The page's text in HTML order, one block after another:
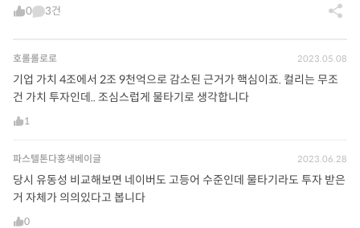
0 3건
호롤롤로로 2023.05.08
기업 가치 4조에서 2조 9천억으로 감소된 근거가 핵심이죠. 컬리는 무조
건 가치 투자인데.. 조심스럽게 물타기로 생각합니다
1
파스텔톤다홍색베이글 2023.06.28
당시 유동성 비교해보면 네이버도 고등어 수준인데 물타기라도 투자 받은
거 자체가 의의있다고 봅니다
0